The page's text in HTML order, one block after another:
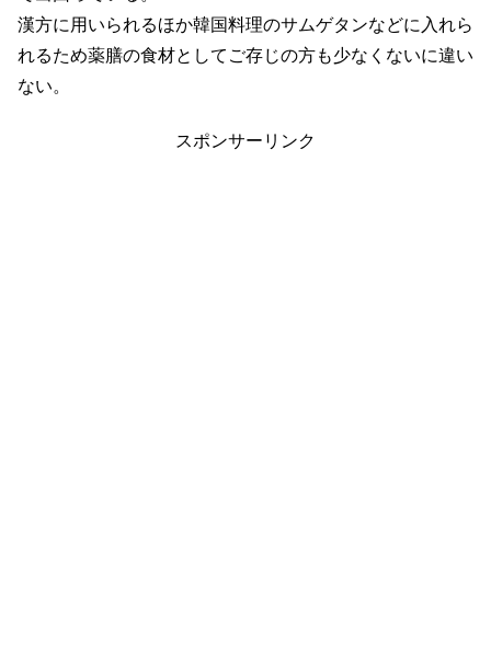
漢方に用いられるほか韓国料理のサムゲタンなどに入れら
れるため薬膳の食材としてご存じの方も少なくないに違い
ない。
スポンサーリンク